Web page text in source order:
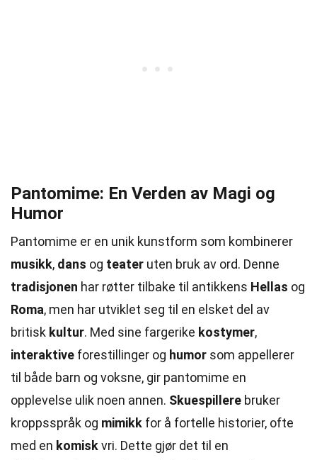
Pantomime: En Verden av Magi og
Humor
Pantomime er en unik kunstform som kombinerer
musikk, dans og teater uten bruk av ord. Denne
tradisjonen har røtter tilbake til antikkens Hellas og
Roma, men har utviklet seg til en elsket del av
britisk kultur. Med sine fargerike kostymer,
interaktive forestillinger og humor som appellerer
til både barn og voksne, gir pantomime en
opplevelse ulik noen annen. Skuespillere bruker
kroppsspråk og mimikk for å fortelle historier, ofte
med en komiskvri. Dette gjør det til en